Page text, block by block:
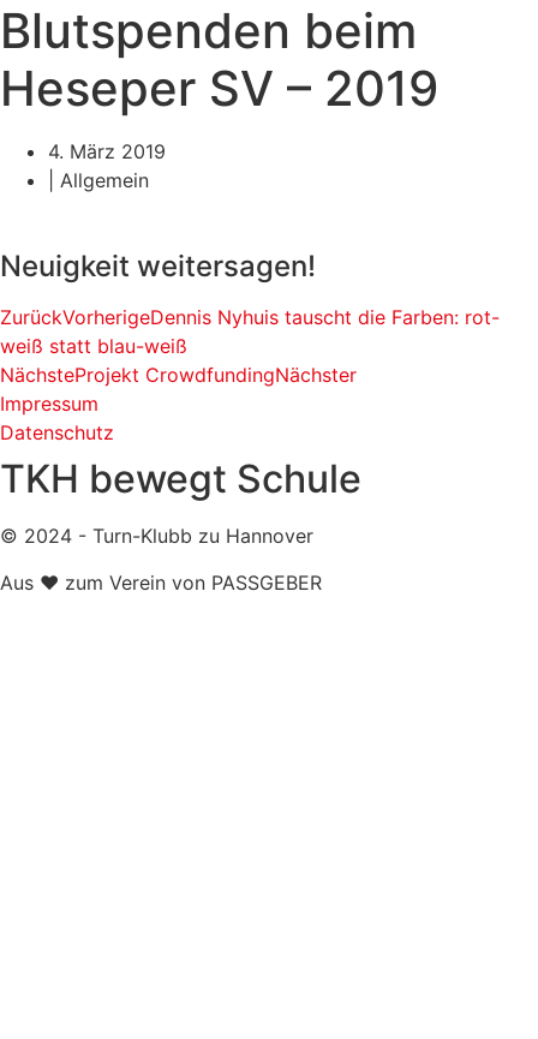
Blutspenden beim
Heseper SV – 2019
4. März 2019
Allgemein
Neuigkeit weitersagen!
ZurückVorherigeDennis Nyhuis tauscht die Farben: rot-
weiß statt blau-weiß
NächsteProjekt CrowdfundingNächster
Impressum
Datenschutz
TKH bewegt Schule
© 2024 - Turn-Klubb zu Hannover
Aus ❤ zum Verein von PASSGEBER